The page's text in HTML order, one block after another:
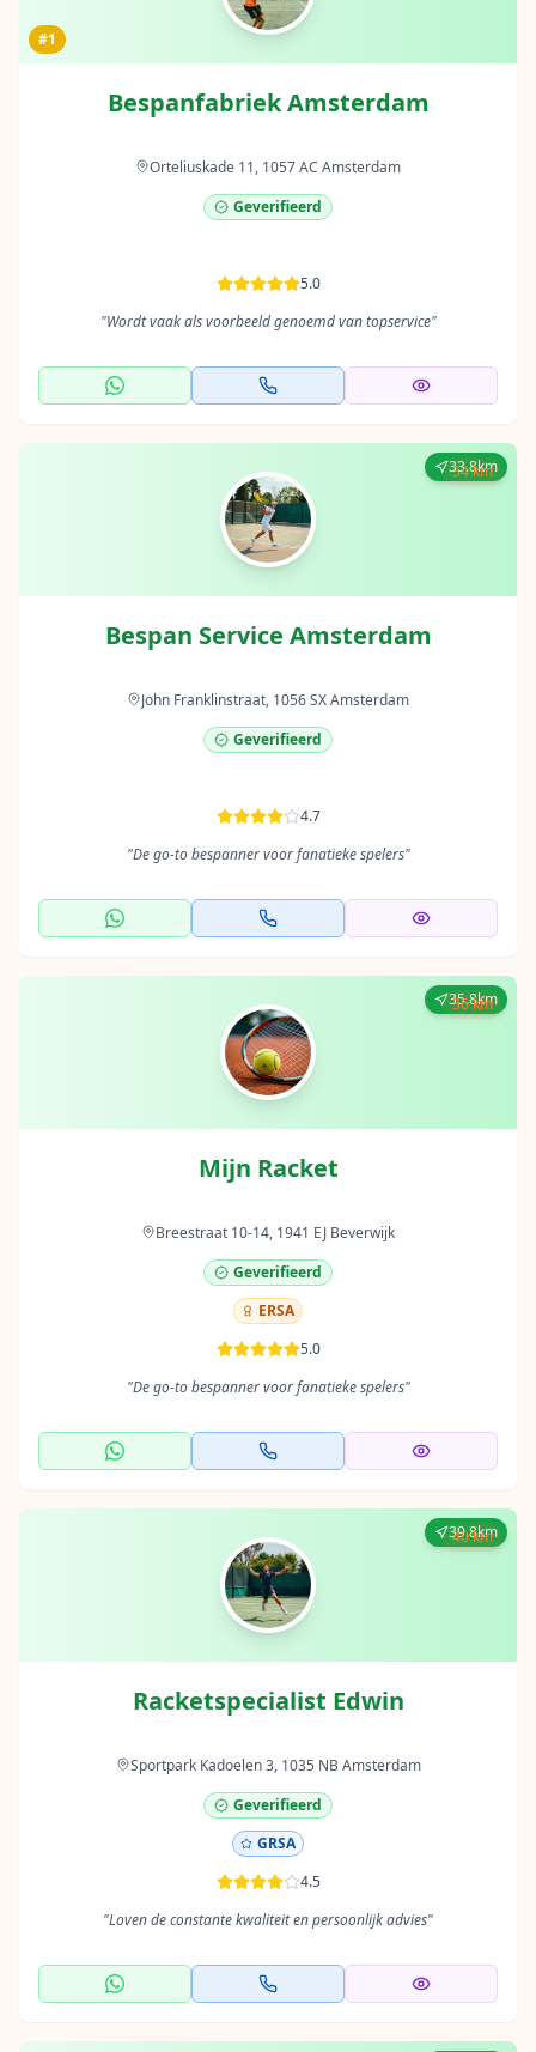
#1
Bespanfabriek Amsterdam
Orteliuskade 11, 1057 AC Amsterdam
Geverifieerd
5.0
"Wordt vaak als voorbeeld genoemd van topservice"
33.8km
Bespan Service Amsterdam
John Franklinstraat, 1056 SX Amsterdam
Geverifieerd
4.7
"De go-to bespanner voor fanatieke spelers"
34 km
35.8km
Mijn Racket
Breestraat 10-14, 1941 EJ Beverwijk
Geverifieerd
ERSA
5.0
"De go-to bespanner voor fanatieke spelers"
36 km
39.8km
Racketspecialist Edwin
Sportpark Kadoelen 3, 1035 NB Amsterdam
Geverifieerd
GRSA
4.5
"Loven de constante kwaliteit en persoonlijk advies"
40 km